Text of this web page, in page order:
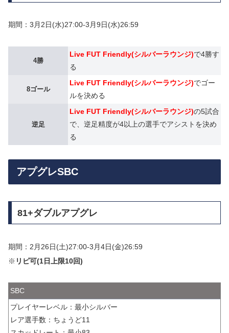
期間：3月2日(水)27:00-3月9日(水)26:59
4勝
Live FUT Friendly(シルバーラウンジ)で4勝す
る
8ゴール
Live FUT Friendly(シルバーラウンジ)でゴー
ルを決める
逆足
Live FUT Friendly(シルバーラウンジ)の5試合
で、逆足精度が4以上の選手でアシストを決め
る
アプグレSBC
81+ダブルアプグレ
期間：2月26日(土)27:00-3月4日(金)26:59
※ リピ可(1日上限10回)
SBC
プレイヤーレベル：最小シルバー
レア選手数：ちょうど11